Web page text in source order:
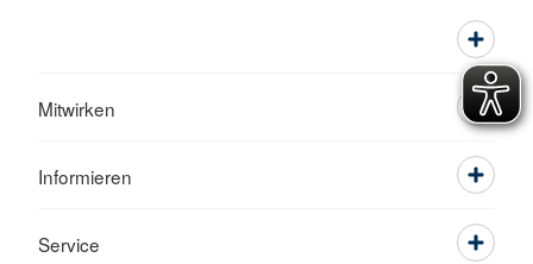
Mitwirken
Informieren
Service